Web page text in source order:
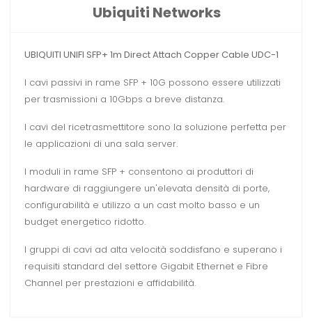
Ubiquiti Networks
UBIQUITI UNIFI SFP+ 1m Direct Attach Copper Cable UDC-1
I cavi passivi in ​​rame SFP + 10G possono essere utilizzati
per trasmissioni a 10Gbps a breve distanza.
I cavi del ricetrasmettitore sono la soluzione perfetta per
le applicazioni di una sala server.
I moduli in rame SFP + consentono ai produttori di
hardware di raggiungere un'elevata densità di porte,
configurabilità e utilizzo a un cast molto basso e un
budget energetico ridotto.
I gruppi di cavi ad alta velocità soddisfano e superano i
requisiti standard del settore Gigabit Ethernet e Fibre
Channel per prestazioni e affidabilità.